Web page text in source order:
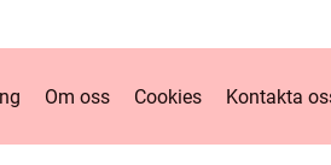
Om oss Cookies Kontakta